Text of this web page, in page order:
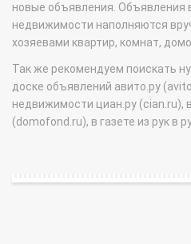
новые объявления. Объявления
недвижимости наполняются
хозяевами квартир, комнат,
Так же рекомендуем поискать
доске объявлений авито.ру
недвижимости циан.ру (cian.ru),
(domofond.ru), в газете из рук в